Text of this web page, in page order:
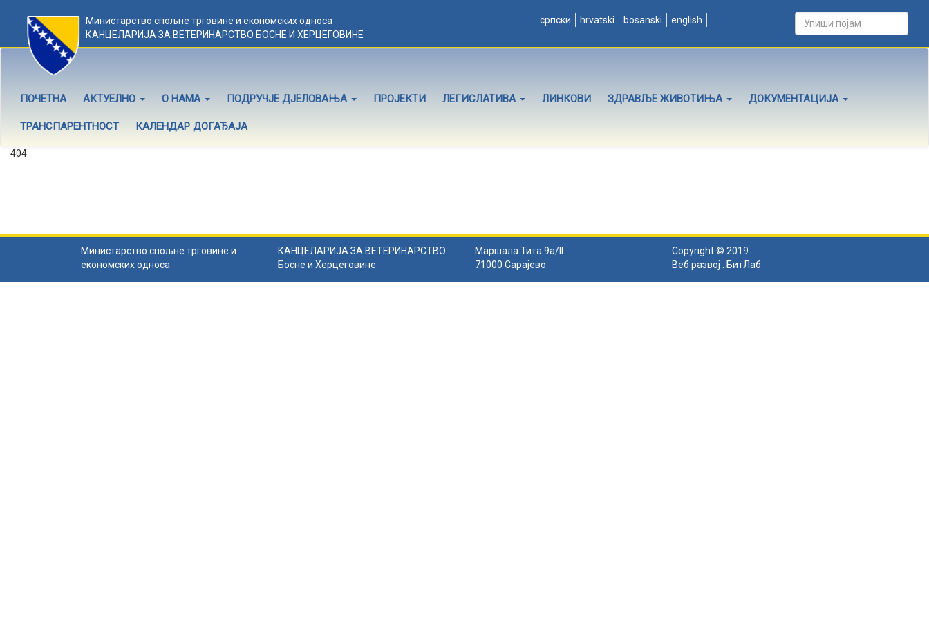
Министарство спољне трговине и економских односа
КАНЦЕЛАРИЈА ЗА ВЕТЕРИНАРСТВО БОСНЕ И ХЕРЦЕГОВИНЕ
српски hrvatski bosanski english
ПОЧЕТНА АКТУЕЛНО О НАМА ПОДРУЧЈЕ ДЈЕЛОВАЊА ПРОЈЕКТИ ЛЕГИСЛАТИВА ЛИНКОВИ ЗДРАВЉЕ ЖИВОТИЊА ДОКУМЕНТАЦИЈА
ТРАНСПАРЕНТНОСТ КАЛЕНДАР ДОГАЂАЈА
404
Министарство спољне трговине и
економских односа
КАНЦЕЛАРИЈА ЗА ВЕТЕРИНАРСТВО
Босне и Херцеговине
Маршала Тита 9а/II
71000 Сарајево
Copyright © 2019
Веб развој : БитЛаб